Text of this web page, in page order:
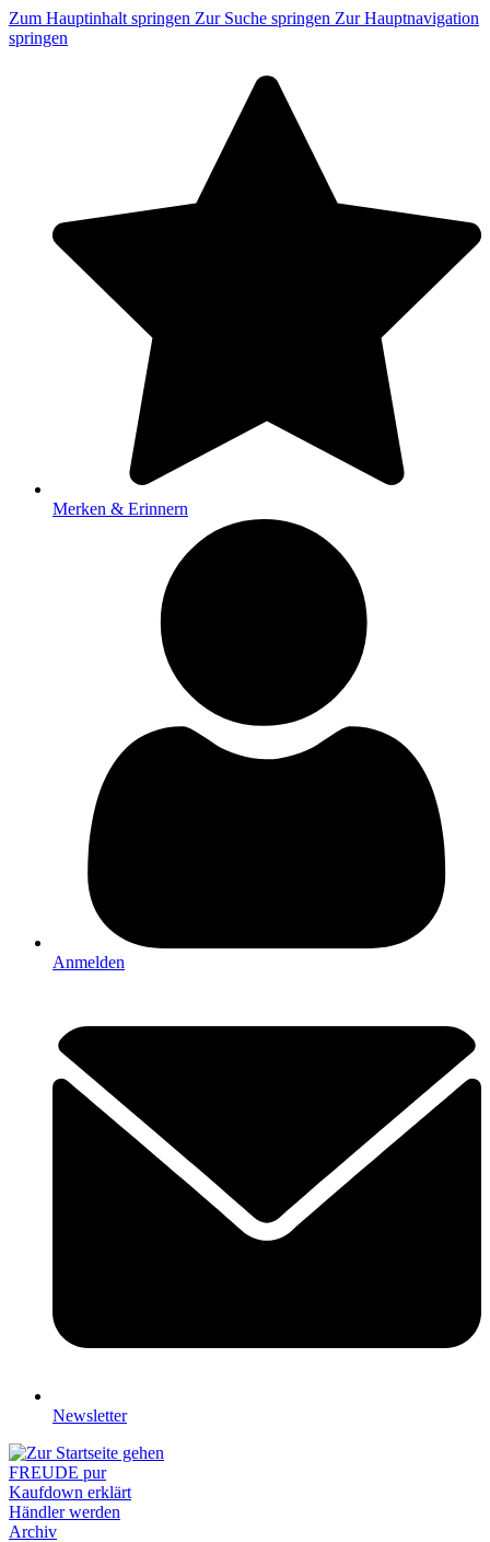
Zum Hauptinhalt springen Zur Suche springen Zur Hauptnavigation
springen
Merken & Erinnern
Anmelden
Newsletter
FREUDE pur
Kaufdown erklärt
Händler werden
Archiv